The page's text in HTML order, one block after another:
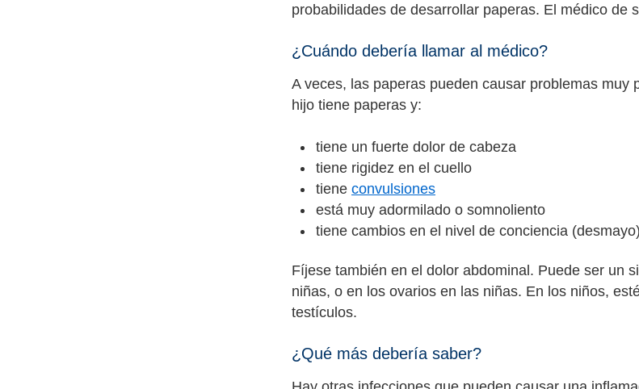
probabilidades de desarrollar paperas. El médico de
¿Cuándo debería llamar al médico?
A veces, las paperas pueden causar problemas
hijo tiene paperas y:
tiene un fuerte dolor de cabeza
tiene rigidez en el cuello
tiene convulsiones
está muy adormilado o somnoliento
tiene cambios en el nivel de conciencia (desmayo)
Fíjese también en el dolor abdominal. Puede ser un
niñas, o en los ovarios en las niñas. En los niños,
testículos.
¿Qué más debería saber?